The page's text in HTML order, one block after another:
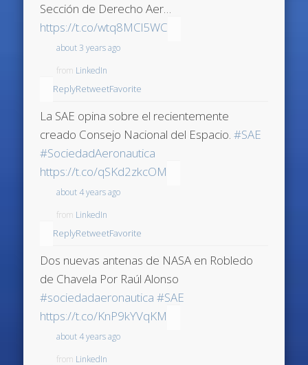
Sección de Derecho Aer…
https://t.co/wtq8MCl5WC
about 3 years ago
from LinkedIn
ReplyRetweetFavorite
La SAE opina sobre el recientemente
creado Consejo Nacional del Espacio.#SAE
#SociedadAeronautica
https://t.co/qSKd2zkcOM
about 4 years ago
from LinkedIn
ReplyRetweetFavorite
Dos nuevas antenas de NASA en Robledo
de Chavela Por Raúl Alonso
#sociedadaeronautica #SAE
https://t.co/KnP9kYVqKM
about 4 years ago
from LinkedIn